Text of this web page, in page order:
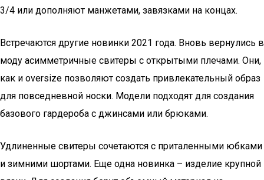
3/4 или дополняют манжетами, завязками на концах.
Встречаются другие новинки 2021 года. Вновь вернулись в
моду асимметричные свитеры с открытыми плечами. Они,
как и oversize позволяют создать привлекательный образ
для повседневной носки. Модели подходят для создания
базового гардероба с джинсами или брюками.
Удлиненные свитеры сочетаются с приталенными юбками
и зимними шортами. Еще одна новинка – изделие крупной